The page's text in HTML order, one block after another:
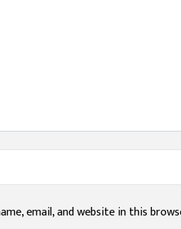
email, and website in this